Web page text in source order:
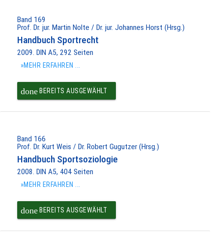
Band 169
Prof. Dr. jur. Martin Nolte / Dr. jur. Johannes Horst (Hrsg.)
Handbuch Sportrecht
2009. DIN A5, 292 Seiten
»MEHR ERFAHREN ...
doneBEREITS AUSGEWÄHLT
Band 166
Prof. Dr. Kurt Weis / Dr. Robert Gugutzer (Hrsg.)
Handbuch Sportsoziologie
2008. DIN A5, 404 Seiten
»MEHR ERFAHREN ...
doneBEREITS AUSGEWÄHLT